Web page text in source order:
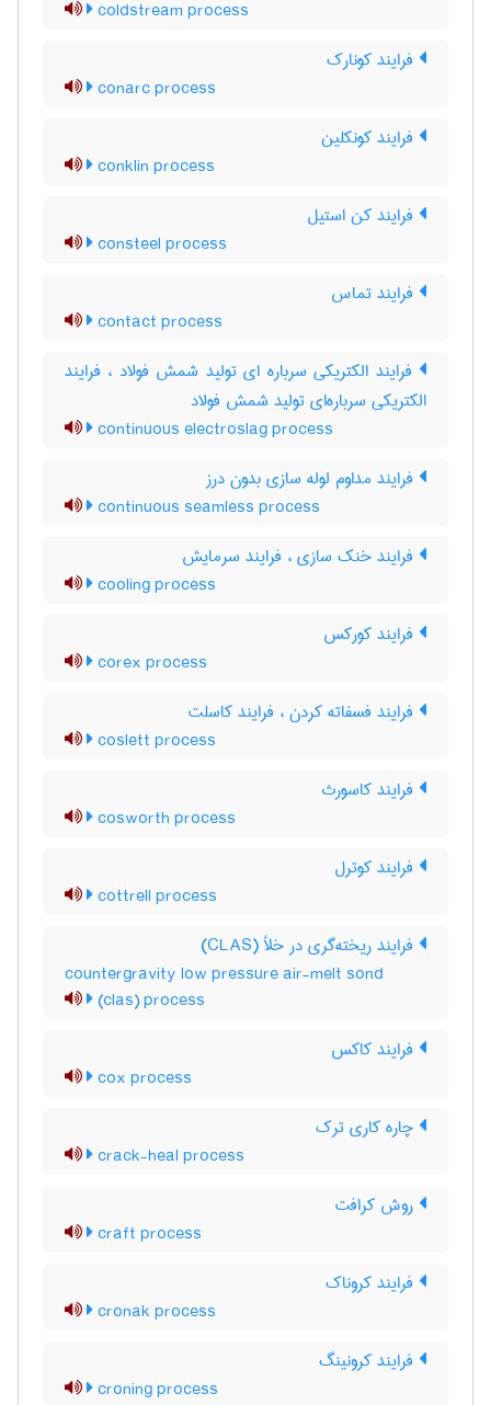
coldstream process
فرایند کونارک
conarc process
فرایند کونکلین
conklin process
فرایند کن استیل
consteel process
فرایند تماس
contact process
فرایند الکتریکی سرباره ای تولید شمش فولاد ، فرایند
الکتریکی سرباره‌ای تولید شمش فولاد
continuous electroslag process
فرایند مداوم لوله سازی بدون درز
continuous seamless process
فرایند خنک سازی ، فرایند سرمایش
cooling process
فرایند کورکس
corex process
فرایند فسفاته کردن ، فرایند کاسلت
coslett process
فرایند کاسورث
cosworth process
فرایند کوترل
cottrell process
فرایند ریخته‌گری در خلأ (CLAS)
countergravity low pressure air-melt sond
(clas) process
فرایند کاکس
cox process
چاره کاری ترک
crack-heal process
روش کرافت
craft process
فرایند کروناک
cronak process
فرایند کرونینگ
croning process